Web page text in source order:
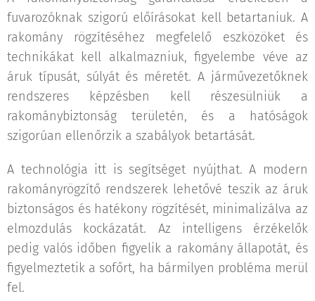
fuvarozóknak szigorú előírásokat kell betartaniuk. A
rakomány rögzítéséhez megfelelő eszközöket és
technikákat kell alkalmazniuk, figyelembe véve az
áruk típusát, súlyát és méretét. A járművezetőknek
rendszeres képzésben kell részesülniük a
rakománybiztonság területén, és a hatóságok
szigorúan ellenőrzik a szabályok betartását.
A technológia itt is segítséget nyújthat. A modern
rakományrögzítő rendszerek lehetővé teszik az áruk
biztonságos és hatékony rögzítését, minimalizálva az
elmozdulás kockázatát. Az intelligens érzékelők
pedig valós időben figyelik a rakomány állapotát, és
figyelmeztetik a sofőrt, ha bármilyen probléma merül
fel.